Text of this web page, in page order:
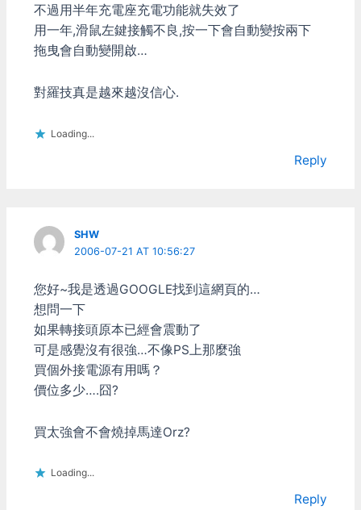
搖桿支援根本就亂寫，在自
定義搖桿按鈕和UI操作上都
非常的不順手。可是只要把
原本XBOX360的一模一樣
叫作Xinput的搖桿驅動程式
界面。詳情是怎樣我沒去研
他們呼叫，這樣程式就不用
XBOX360上面一樣的寫法
就行了。結果咧？就變成了
現成的東西可以用，當然就
懶的再好好的寫原本標準的
XBOX360移植的遊戲上表
DirectInput的問題，微軟
不過用半年充電座充電功能就失效了
用一年,滑鼠左鍵接觸不良,按一下會自動變按兩下
拖曳會自動變開啟…
對羅技真是越來越沒信心.
Loading...
Reply
SHW
2006-07-21 AT 10:56:27
您好~我是透過GOOGLE找到這網頁的…
想問一下
如果轉接頭原本已經會震動了
可是感覺沒有很強…不像PS上那麼強
買個外接電源有用嗎？
價位多少….囧?
買太強會不會燒掉馬達Orz?
Loading...
Reply